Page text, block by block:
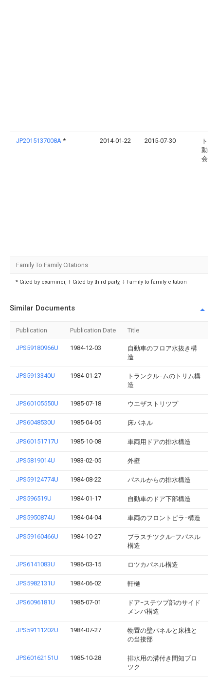
JP2015137008A * 2014-01-22 2015-07-30
トヨ
動車
会社
Family To Family Citations
* Cited by examiner, † Cited by third party, ‡ Family to family citation
Similar Documents
Publication Publication Date Title
JPS59180966U 1984-12-03
自動車のフロア水抜き構
造
JPS5913340U 1984-01-27
トランクル−ムのトリム構
造
JPS60105550U 1985-07-18 ウエザストリツプ
JPS6048530U 1985-04-05 床パネル
JPS60151717U 1985-10-08 車両用ドアの排水構造
JPS5819014U 1983-02-05 外壁
JPS59124774U 1984-08-22 パネルからの排水構造
JPS596519U 1984-01-17 自動車のドア下部構造
JPS5950874U 1984-04-04 車両のフロントピラ−構造
JPS59160466U 1984-10-27
プラスチツクル−フパネル
構造
JPS6141083U 1986-03-15 ロツカパネル構造
JPS5982131U 1984-06-02 軒樋
JPS6096181U 1985-07-01
ドア−ステツプ部のサイド
メンバ構造
JPS59111202U 1984-07-27
物置の壁パネルと床桟と
の当接部
JPS60162151U 1985-10-28
排水用の溝付き間知ブロ
ツク